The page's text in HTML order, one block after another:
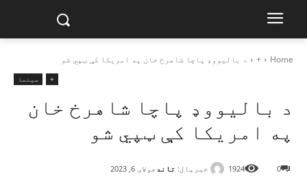
Home
+ د بالیووډ پاچا شاهرخ خان په امریکا کې ټپي شو
+ سینما
د بالیووډ پاچا شاهرخ خان
په امریکا کې ټپي شو
خبریال: تاند جولای 6, 2023 0
1924